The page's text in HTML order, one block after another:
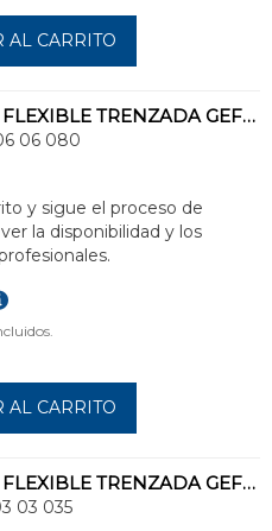
AL CARRITO
CONEXIÓN FLEXIBLE TRENZADA GEFLEX DN25 BIG DIAMETER H 1" - H 1" 80cm
06 080
y sigue el proceso de
la disponibilidad y los
AL CARRITO
CONEXIÓN FLEXIBLE TRENZADA GEFLEX DN8 H3/8" - H 3/8" 35cm
03 035